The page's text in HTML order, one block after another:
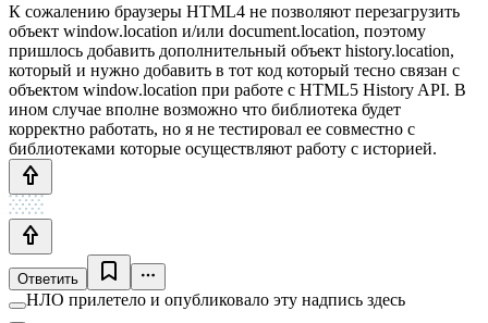
К сожалению браузеры HTML4 не позволяют перезагрузить
объект window.location и/или document.location, поэтому
пришлось добавить дополнительный объект history.location,
который и нужно добавить в тот код который тесно связан с
объектом window.location при работе с HTML5 History API. В
ином случае вполне возможно что библиотека будет
корректно работать, но я не тестировал ее совместно с
библиотеками которые осуществляют работу с историей.
Ответить
НЛО прилетело и опубликовало эту надпись здесь